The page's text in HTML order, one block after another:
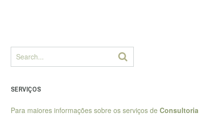
SERVIÇOS
Para maiores informações sobre os serviços de Consultoria